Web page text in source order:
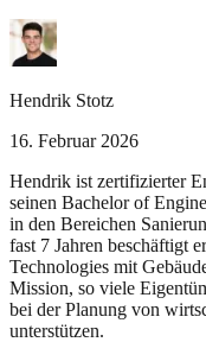
Hendrik Stotz
16. Februar 2026
Hendrik ist zertifizierter
seinen Bachelor of
in den Bereichen
fast 7 Jahren beschäftigt
Technologies mit
Mission, so viele
bei der Planung von
unterstützen.